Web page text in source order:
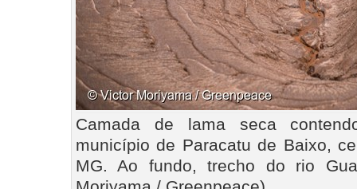
Camada de lama seca
município de Paracatu de Baixo,
MG. Ao fundo, trecho do rio